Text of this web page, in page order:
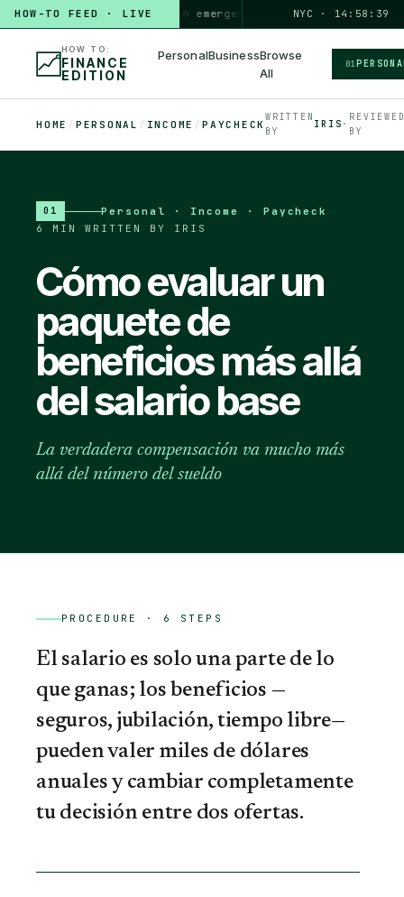
HOW-TO FEED · LIVE
HOW TO build a 3-month emergency fund PERSONAL · 6 MIN◆
NYC · 14:58:40
HOW TO:
FINANCE
EDITION
PersonalBusinessBrowse
All
01
HOME / PERSONAL / INCOME / PAYCHECK
WRITTEN
BY
IRIS ·
BY
01 Personal · Income · Paycheck
6 MIN
WRITTEN BY IRIS
Cómo evaluar un
paquete de
beneficios más allá
del salario base
La verdadera compensación va mucho más
allá del número del sueldo
PROCEDURE · 6 STEPS
El salario es solo una parte de lo
que ganas; los beneficios —
seguros, jubilación, tiempo libre—
pueden valer miles de dólares
anuales y cambiar completamente
tu decisión entre dos ofertas.